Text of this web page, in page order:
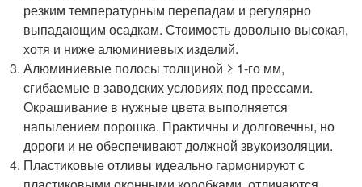
резким температурным перепадам и регулярно
выпадающим осадкам. Стоимость довольно высокая,
хотя и ниже алюминиевых изделий.
Алюминиевые полосы толщиной ≥ 1-го мм,
сгибаемые в заводских условиях под прессами.
Окрашивание в нужные цвета выполняется
напылением порошка. Практичны и долговечны, но
дороги и не обеспечивают должной звукоизоляции.
Пластиковые отливы идеально гармонируют с